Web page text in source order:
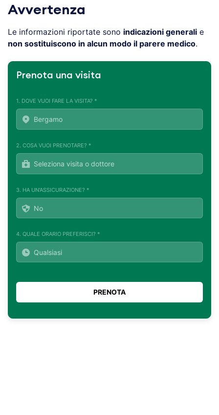
Avvertenza
Le informazioni riportate sono indicazioni generali e
non sostituiscono in alcun modo il parere medico.
Prenota una visita
1. DOVE VUOI FARE LA VISITA? *
2. COSA VUOI PRENOTARE? *
3. HA UN'ASSICURAZIONE? *
4. QUALE ORARIO PREFERISCI? *